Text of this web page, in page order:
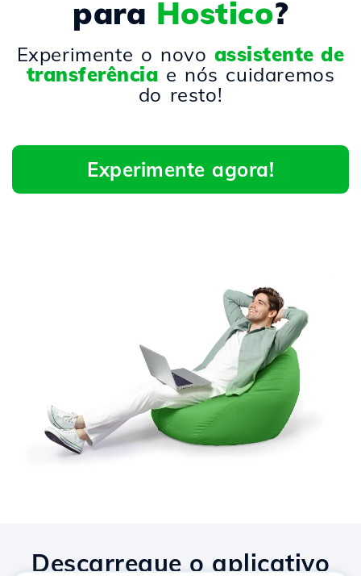
para Hostico?
Experimente o novo assistente de
transferência e nós cuidaremos
do resto!
Experimente agora!
Descarregue o aplicativo